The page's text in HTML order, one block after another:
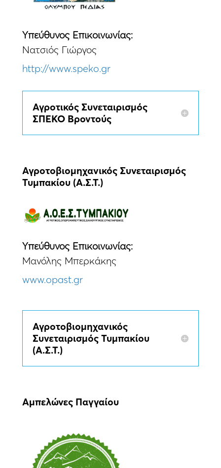
Yπεύθυνος Eπικοινωνίας:
Νατσιός Γιώργος
http://www.speko.gr
Αγροτικός Συνεταιρισμός
ΣΠΕΚΟ Βροντούς
Αγροτοβιομηχανικός Συνεταιρισμός
Τυμπακίου (Α.Σ.Τ.)
Yπεύθυνος Eπικοινωνίας:
Μανόλης Μπερκάκης
www.opast.gr
Αγροτοβιομηχανικός
Συνεταιρισμός Τυμπακίου
(Α.Σ.Τ.)
Αμπελώνες Παγγαίου